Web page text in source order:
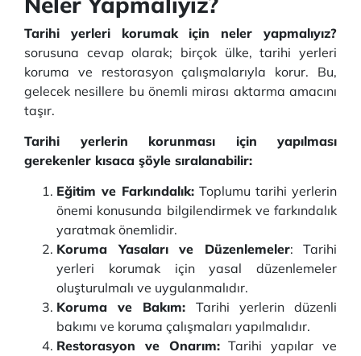
Tarihi yerleri korumak için neler yapmalıyız?
sorusuna cevap olarak; birçok ülke, tarihi yerleri
koruma ve restorasyon çalışmalarıyla korur. Bu,
gelecek nesillere bu önemli mirası aktarma amacını
taşır.
Tarihi yerlerin korunması için yapılması
gerekenler kısaca şöyle sıralanabilir:
Eğitim ve Farkındalık:Toplumu tarihi yerlerin
önemi konusunda bilgilendirmek ve farkındalık
yaratmak önemlidir.
Koruma Yasaları ve Düzenlemeler: Tarihi
yerleri korumak için yasal düzenlemeler
oluşturulmalı ve uygulanmalıdır.
Koruma ve Bakım: Tarihi yerlerin düzenli
bakımı ve koruma çalışmaları yapılmalıdır.
Restorasyon ve Onarım:Tarihi yapılar ve